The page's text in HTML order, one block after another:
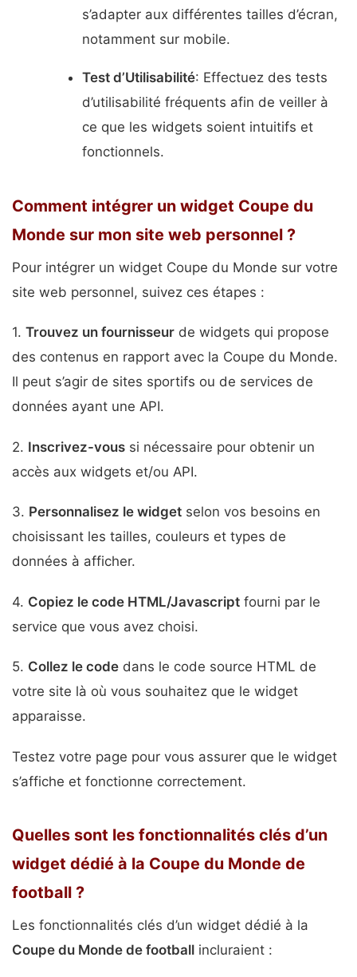
s’adapter aux différentes tailles d’écran,
notamment sur mobile.
Test d’Utilisabilité: Effectuez des tests
d’utilisabilité fréquents afin de veiller à
ce que les widgets soient intuitifs et
fonctionnels.
Comment intégrer un widget Coupe du
Monde sur mon site web personnel ?
Pour intégrer un widget Coupe du Monde sur votre
site web personnel, suivez ces étapes :
1. Trouvez un fournisseur de widgets qui propose
des contenus en rapport avec la Coupe du Monde.
Il peut s’agir de sites sportifs ou de services de
données ayant une API.
2. Inscrivez-vous si nécessaire pour obtenir un
accès aux widgets et/ou API.
3. Personnalisez le widget selon vos besoins en
choisissant les tailles, couleurs et types de
données à afficher.
4. Copiez le code HTML/Javascript fourni par le
service que vous avez choisi.
5. Collez le code dans le code source HTML de
votre site là où vous souhaitez que le widget
apparaisse.
Testez votre page pour vous assurer que le widget
s’affiche et fonctionne correctement.
Quelles sont les fonctionnalités clés d’un
widget dédié à la Coupe du Monde de
football ?
Les fonctionnalités clés d’un widget dédié à la
Coupe du Monde de football incluraient :